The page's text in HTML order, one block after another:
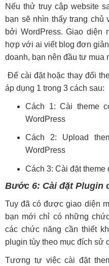
Nếu thử truy cập website
bạn sẽ nhìn thấy trang chủ
bởi WordPress. Giao
hợp với ai viết blog đơn
doanh, bạn nên đầu tư mua
Để cài đặt hoặc thay đổi
áp dụng 1 trong 3 cách sau:
Cách 1: Cài theme
WordPress
Cách 2: Upload
WordPress
Cách 3: Cài đặt theme
Bước 6: Cài đặt Plugin
Tuy đã có được giao diện
bạn mới chỉ có những
các chức năng cần thiết
plugin tùy theo mục đích sử
Tương tự việc cài đặt